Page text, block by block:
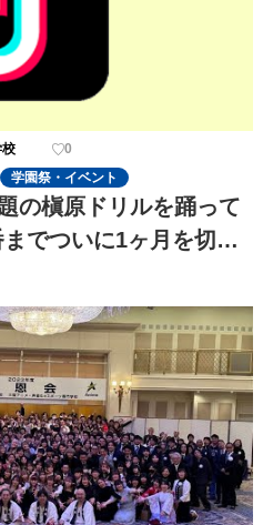
0
学園祭・イベント
の槇原ドリルを踊って